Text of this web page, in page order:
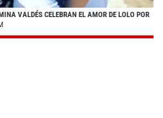
VALDÉS CELEBRAN EL AMOR DE LOLO POR